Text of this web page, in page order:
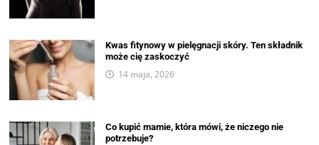
Kwas fitynowy w pielęgnacji skóry. Ten składnik
może cię zaskoczyć
14 maja, 2026
Co kupić mamie, która mówi, że niczego nie
potrzebuje?